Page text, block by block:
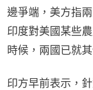
邊爭端，美方指
印度對美國某些
時候，兩國已就
印方早前表示，